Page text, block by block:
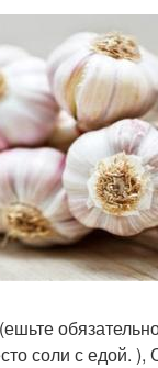
соли с едой.